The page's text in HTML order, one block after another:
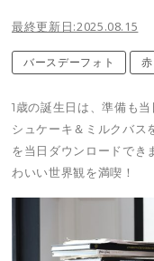
最終更新日:2025.08.15
バースデーフォト
1歳の誕生日は、準備も
シュケーキ＆ミルクバス
を当日ダウンロードでき
わいい世界観を満喫！